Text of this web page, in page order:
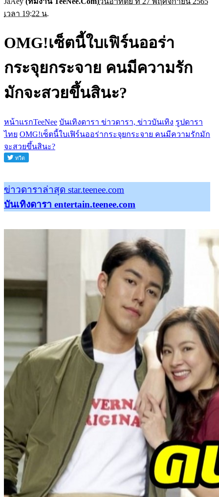
เวลา 19:22 น.
OMG!เซ็ตนี้ใบเฟิร์นออร่า
กระจุยกระจาย คนมีความรัก
มักจะสวยขึ้นสินะ?
หน้าแรกTeeNee บันเทิงดารา ข่าวดารา, ข่าวบันเทิง รูปดารา
ไทย OMG!เซ็ตนี้ใบเฟิร์นออร่ากระจุยกระจาย คนมีความรักมัก
จะสวยขึ้นสินะ?
ข่าวดาราล่าสุด star.teenee.com
บันเทิงดารา entertain.teenee.com